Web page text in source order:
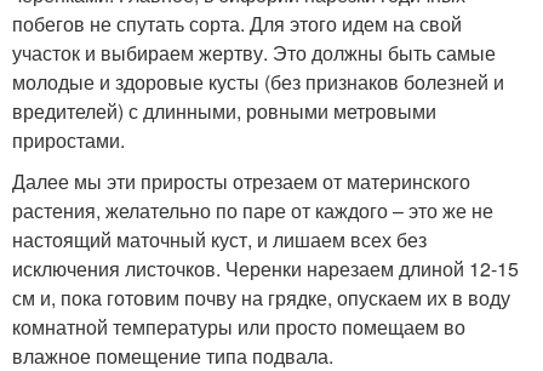
побегов не спутать сорта. Для этого идем на свой
участок и выбираем жертву. Это должны быть самые
молодые и здоровые кусты (без признаков болезней и
вредителей) с длинными, ровными метровыми
приростами.
Далее мы эти приросты отрезаем от материнского
растения, желательно по паре от каждого – это же не
настоящий маточный куст, и лишаем всех без
исключения листочков. Черенки нарезаем длиной 12-15
см и, пока готовим почву на грядке, опускаем их в воду
комнатной температуры или просто помещаем во
влажное помещение типа подвала.